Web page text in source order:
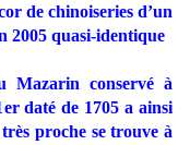
de chinoiseries d’un
2005 quasi-identique
Mazarin conservé à
daté de 1705 a ainsi
proche se trouve à